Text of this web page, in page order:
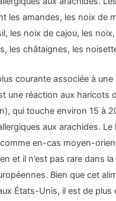
les amandes, les noix de
les noix de cajou, les
les châtaignes, les
courante associée à une
une réaction aux haricots
qui touche environ 15 à
aux arachides. Le
en-cas moyen-
et il n’est pas rare dans
Bien que cet
États-Unis, il est de plus